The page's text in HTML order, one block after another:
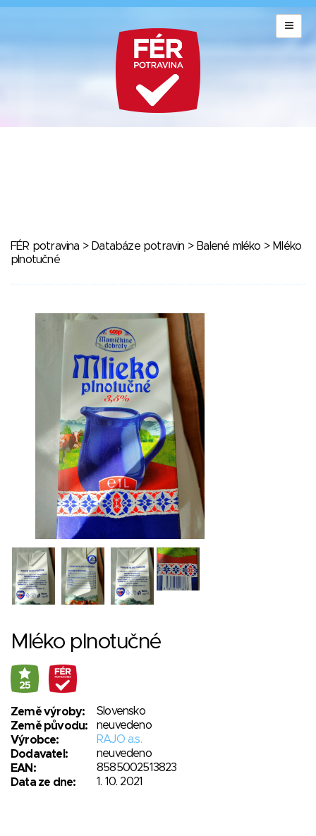
FÉR potravina > Databáze potravin > Balené mléko > Mléko
plnotučné
Mléko plnotučné
25
Země výroby:
Slovensko
Země původu:
neuvedeno
Výrobce:
RAJO a.s.
Dodavatel:
neuvedeno
EAN:
8585002513823
Data ze dne:
1. 10. 2021